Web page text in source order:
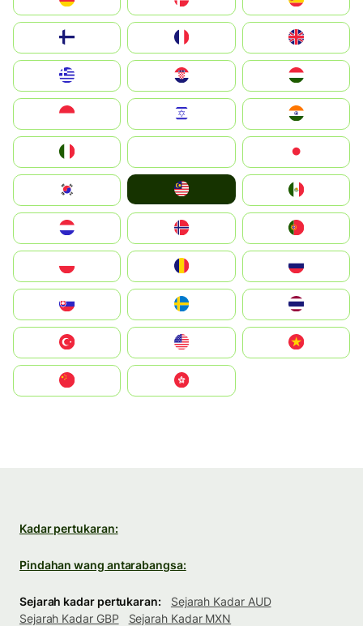
United Kingdom
Magyarország
South Korea
United States
中國香港特別行政區
Kadar pertukaran:
Pindahan wang antarabangsa:
Sejarah kadar pertukaran:
Sejarah Kadar AUD
Sejarah Kadar GBP
Sejarah Kadar MXN